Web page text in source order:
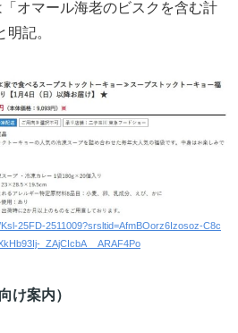
オマール海老のビスクを含む計
記。
25FD-2511009?srsltid=AfmBOorz6Izosoz-C8c
_ZAjCIcbA__ARAF4Po
け案内）